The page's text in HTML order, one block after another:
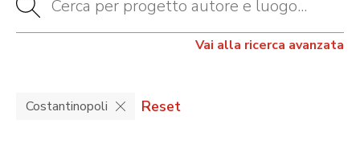
Vai alla ricerca avanzata
Costantinopoli Reset